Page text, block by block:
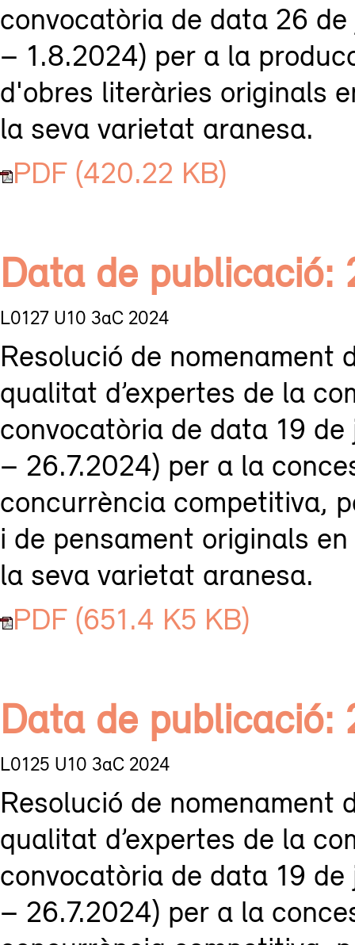
convocatòria de data 26
– 1.8.2024) per a la
d'obres literàries originals
la seva varietat aranesa.
PDF (420.22 KB)
Data de
L0127 U10 3aC 2024
Resolució de nomenament
qualitat d’expertes de la
convocatòria de data 19
– 26.7.2024) per a la
concurrència competitiva,
i de pensament originals
la seva varietat aranesa.
PDF (651.4 K5 KB)
Data de
L0125 U10 3aC 2024
Resolució de nomenament
qualitat d’expertes de la
convocatòria de data 19
– 26.7.2024) per a la